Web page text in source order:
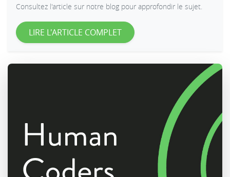
Consultez l'article sur notre blog pour approfondir le sujet.
LIRE L'ARTICLE COMPLET